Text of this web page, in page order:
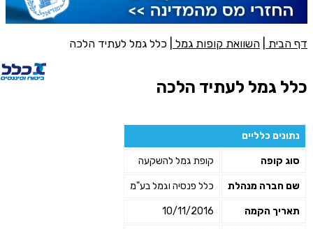
דף הבית השוואת קופות גמל כלל גמל לעתיד הלכה
כלל גמל לעתיד הלכה
נתונים כלליים
סוג קופה קופת גמל להשקעה
שם חברה מנהלת כלל פנסיה וגמל בע"מ
תאריך הקמה 10/11/2016
סכום חיסכון בקרן
אני מאשר את תנאיי השימוש והפרטיות של האתר
מאשר כי פרטיי ישמשו לקבלת פניות והצעות שיווקיות למוצרים
פנסיוניים\ביטוח באמצעות טלפון, מייל או SMS מאיתנו או צד שלישי
שליחה